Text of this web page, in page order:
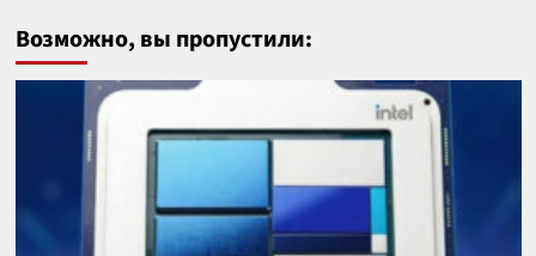
Возможно, вы пропустили: